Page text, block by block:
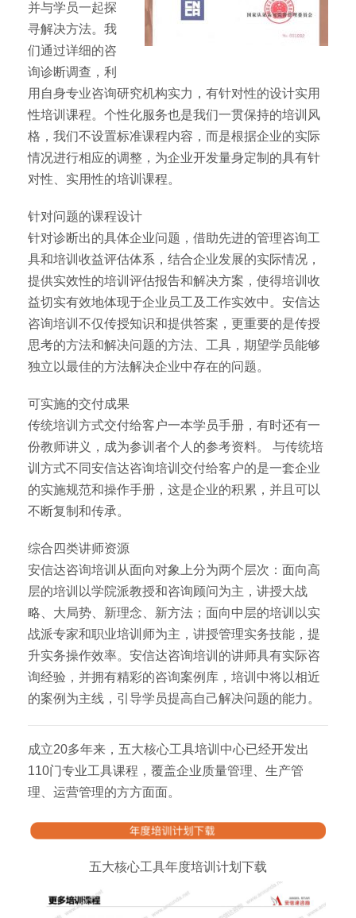
并与学员一起探
寻解决方法。我
们通过详细的咨
询诊断调查，利
用自身专业咨询研究机构实力，有针对性的设计实用
性培训课程。个性化服务也是我们一贯保持的培训风
格，我们不设置标准课程内容，而是根据企业的实际
情况进行相应的调整，为企业开发量身定制的具有针
对性、实用性的培训课程。
针对问题的课程设计
针对诊断出的具体企业问题，借助先进的管理咨询工
具和培训收益评估体系，结合企业发展的实际情况，
提供实效性的培训评估报告和解决方案，使得培训收
益切实有效地体现于企业员工及工作实效中。安信达
咨询培训不仅传授知识和提供答案，更重要的是传授
思考的方法和解决问题的方法、工具，期望学员能够
独立以最佳的方法解决企业中存在的问题。
可实施的交付成果
传统培训方式交付给客户一本学员手册，有时还有一
份教师讲义，成为参训者个人的参考资料。 与传统培
训方式不同安信达咨询培训交付给客户的是一套企业
的实施规范和操作手册，这是企业的积累，并且可以
不断复制和传承。
综合四类讲师资源
安信达咨询培训从面向对象上分为两个层次：面向高
层的培训以学院派教授和咨询顾问为主，讲授大战
略、大局势、新理念、新方法；面向中层的培训以实
战派专家和职业培训师为主，讲授管理实务技能，提
升实务操作效率。安信达咨询培训的讲师具有实际咨
询经验，并拥有精彩的咨询案例库，培训中将以相近
的案例为主线，引导学员提高自己解决问题的能力。
成立20多年来，五大核心工具培训中心已经开发出
110门专业工具课程，覆盖企业质量管理、生产管
理、运营管理的方方面面。
五大核心工具年度培训计划下载